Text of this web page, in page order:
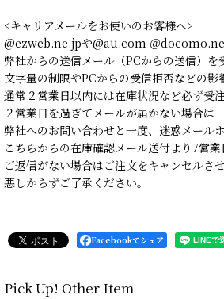
<キャリアメールをお使いのお客様へ>
@ezweb.ne.jpや@au.com ＠
弊社からの送信メール（PCからの送信）を
文字量の制限やPCからの受信拒否などの影
通常２営業日以内には在庫状況など必ず受
２営業日を過ぎてメールが届かない場合は
弊社へのお問い合わせと一度、迷惑メール
こちらからの在庫確認メール送付より7営
ご返信がない場合はご注文をキャンセルさせ
悪しからずご了承ください。
Facebookでシェア
Pick Up! Other Item